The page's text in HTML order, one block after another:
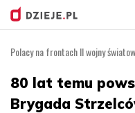
Polacy na frontach II wojny
80 lat temu
Brygada